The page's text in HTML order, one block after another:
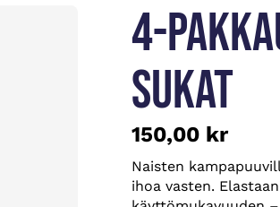
4-
SUKAT
150,00 kr
Naisten
ihoa vasten.